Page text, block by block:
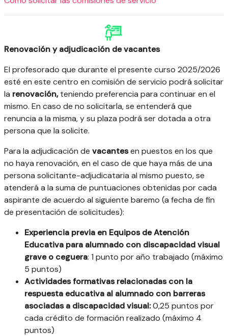
Renovación y adjudicación de vacantes
El profesorado que durante el presente curso 2025/2026
esté en este centro en comisión de servicio podrá solicitar
la renovación,teniendo preferencia para continuar en el
mismo. En caso de no solicitarla, se entenderá que
renuncia a la misma, y su plaza podrá ser dotada a otra
persona que la solicite.
Para la adjudicación de vacantesen puestos en los que
no haya renovación, en el caso de que haya más de una
persona solicitante-adjudicataria al mismo puesto, se
atenderá a la suma de puntuaciones obtenidas por cada
aspirante de acuerdo al siguiente baremo (a fecha de fin
de presentación de solicitudes):
Experiencia previa en Equipos de Atención
Educativa para alumnado con discapacidad visual
grave o ceguera: 1 punto por año trabajado (máximo
5 puntos)
Actividades formativas relacionadas con la
respuesta educativa al alumnado con barreras
asociadas a discapacidad visual:0,25 puntos por
cada crédito de formación realizado (máximo 4
puntos)